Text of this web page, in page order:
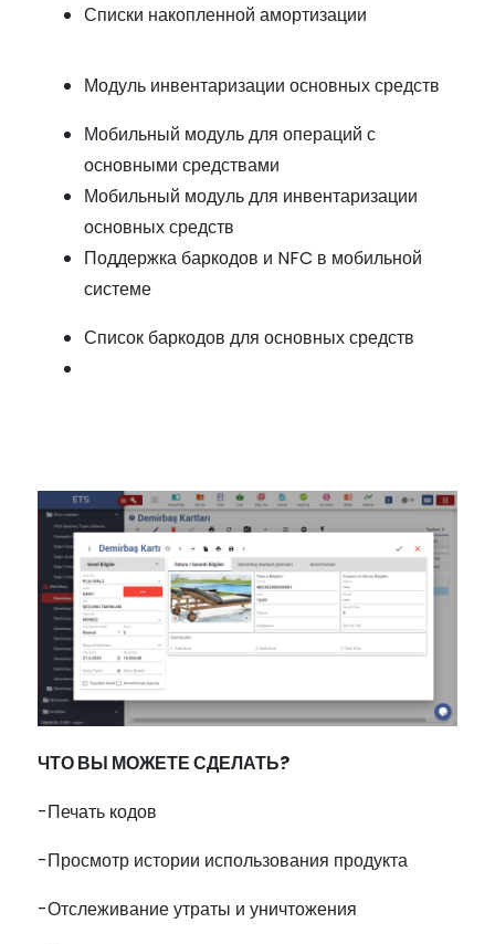
Списки накопленной амортизации
Модуль инвентаризации основных средств
Мобильный модуль для операций с
основными средствами
Мобильный модуль для инвентаризации
основных средств
Поддержка баркодов и NFC в мобильной
системе
Список баркодов для основных средств
ЧТО ВЫ МОЖЕТЕ СДЕЛАТЬ?
-Печать кодов
-Просмотр истории использования продукта
-Отслеживание утраты и уничтожения